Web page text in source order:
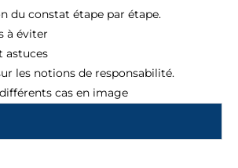
du constat étape par étape.
à éviter
astuces
les notions de responsabilité.
cas en image